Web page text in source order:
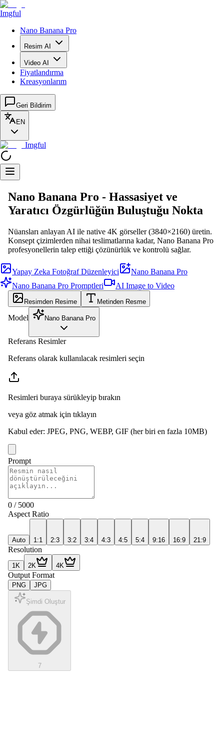
Imgful
Nano Banana Pro
Resim AI
Video AI
Fiyatlandırma
Kreasyonlarım
Geri Bildirim
EN
Imgful
Nano Banana Pro - Hassasiyet ve
Yaratıcı Özgürlüğün Buluştuğu Nokta
Nüansları anlayan AI ile native 4K görseller (3840×2160) üretin.
Konsept çizimlerden nihai teslimatlarına kadar, Nano Banana Pro
profesyonellerin talep ettiği çözünürlük ve kontrolü sağlar.
Yapay Zeka Fotoğraf Düzenleyici
Nano Banana Pro
Nano Banana Pro Promptleri
AI Image to Video
Resimden Resime Metinden Resme
Model Nano Banana Pro
Referans Resimler
Referans olarak kullanılacak resimleri seçin
Resimleri buraya sürükleyip bırakın
veya göz atmak için tıklayın
Kabul eder: JPEG, PNG, WEBP, GIF (her biri en fazla 10MB)
Prompt
0 / 5000
Aspect Ratio
Auto 1:1 2:3 3:2 3:4 4:3 4:5 5:4 9:16 16:9 21:9
Resolution
1K 2K 4K
Output Format
PNG JPG
Şimdi Oluştur
7